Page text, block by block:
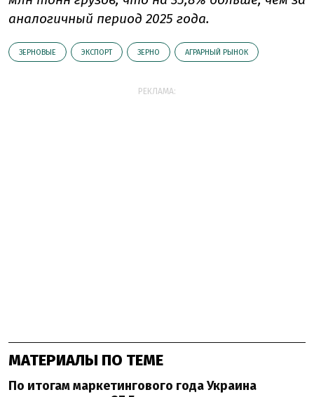
аналогичный период 2025 года.
ЗЕРНОВЫЕ ЭКСПОРТ ЗЕРНО АГРАРНЫЙ РЫНОК
РЕКЛАМА:
МАТЕРИАЛЫ ПО ТЕМЕ
По итогам маркетингового года Украина